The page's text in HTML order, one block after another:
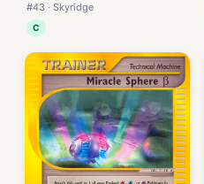
#43 · Skyridge
C